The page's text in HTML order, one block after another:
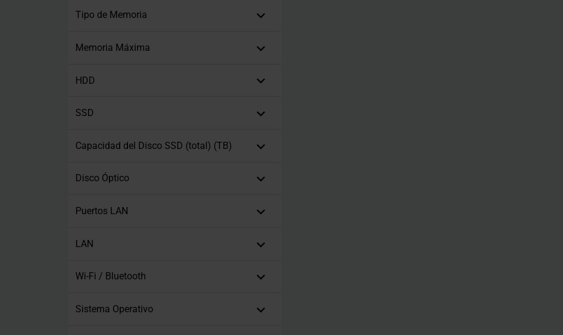
Tipo de Memoria
Memoria Máxima
HDD
SSD
Capacidad del Disco SSD (total) (TB)
Disco Óptico
Puertos LAN
LAN
Wi-Fi / Bluetooth
Sistema Operativo